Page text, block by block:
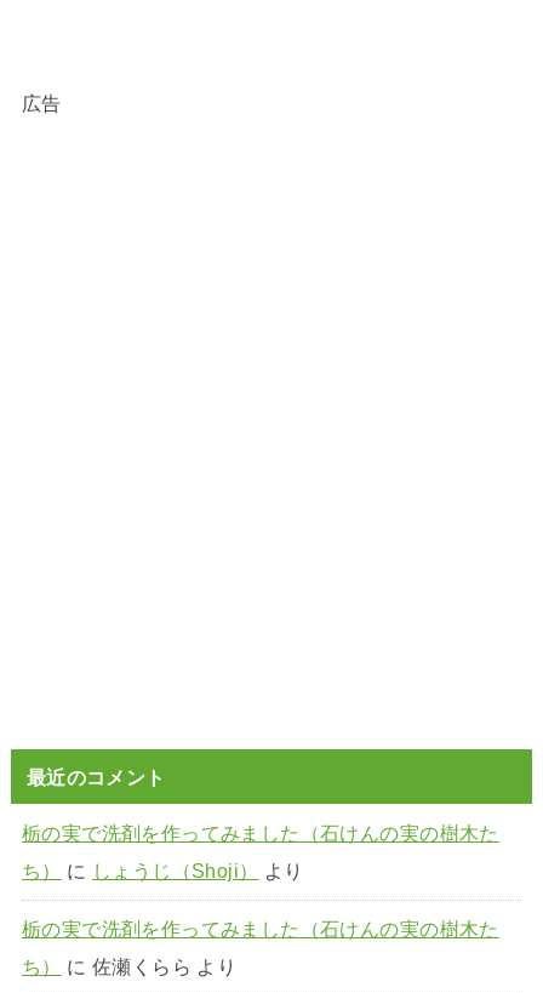
広告
最近のコメント
栃の実で洗剤を作ってみました（石けんの実の樹木た
ち）
に しょうじ（Shoji） より
栃の実で洗剤を作ってみました（石けんの実の樹木た
ち）
に 佐瀬くらら より